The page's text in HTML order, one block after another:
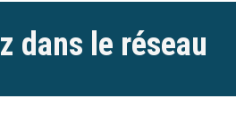
dans le réseau